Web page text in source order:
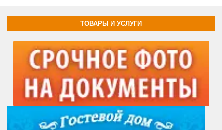
ТОВАРЫ И УСЛУГИ